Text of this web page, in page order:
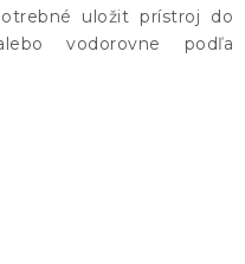
uložit prístroj do
vodorovne podľa